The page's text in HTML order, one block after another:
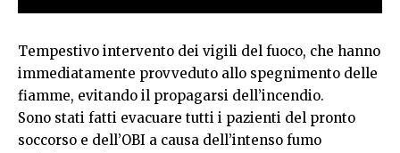
Tempestivo intervento dei vigili del fuoco, che hanno
immediatamente provveduto allo spegnimento delle
fiamme, evitando il propagarsi dell’incendio.
Sono stati fatti evacuare tutti i pazienti del pronto
soccorso e dell’OBI a causa dell’intenso fumo